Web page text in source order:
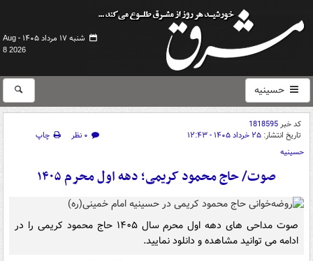
شنبه ۱۷ مرداد ۱۴۰۵ -
Aug
8 2026
حسینیه
کد خبر1818595
تاریخ انتشار: ۲۵ خرداد ۱۴۰۵ - ۱۲:۴۳ ۰ نظر
چاپ
حسینیه
صوت/ حاج محمود کریمی؛ دهه اول محرم ۱۴۰۵
صوت مداحی های دهه اول محرم سال ۱۴۰۵ حاج محمود کریمی را در
ادامه می توانید مشاهده و دانلود نمایید.